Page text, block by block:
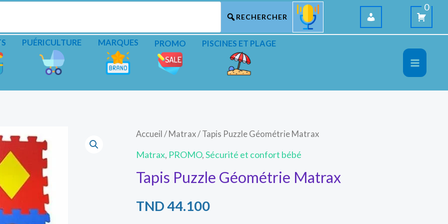
0
PUÉRICULTURE MARQUES PROMO PISCINES ET PLAGE
Accueil / Matrax/ Tapis Puzzle Géométrie Matrax
Matrax, PROMO,Sécurité et confort bébé
Tapis Puzzle Géométrie Matrax
TND44.100